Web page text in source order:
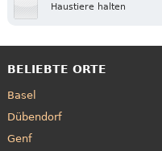
Haustiere halten
BELIEBTE ORTE
Basel
Dübendorf
Genf